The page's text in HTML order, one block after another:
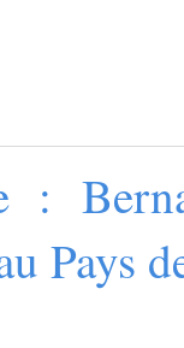
:
Pays